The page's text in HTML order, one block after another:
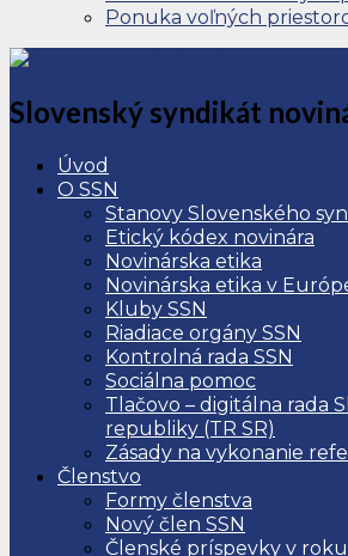
Ponuka voľných
Slovenský syndikát
Úvod
O SSN
Stanovy Slovenského
Etický kódex novinára
Novinárska etika
Novinárska etika v
Kluby SSN
Riadiace orgány SSN
Kontrolná rada SSN
Sociálna pomoc
Tlačovo – digitálna rada
republiky (TR SR)
Zásady na vykonanie
Členstvo
Formy členstva
Nový člen SSN
Členské príspevky v